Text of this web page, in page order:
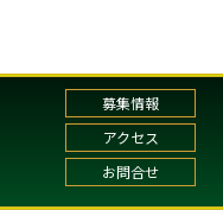
募集情報
アクセス
お問合せ